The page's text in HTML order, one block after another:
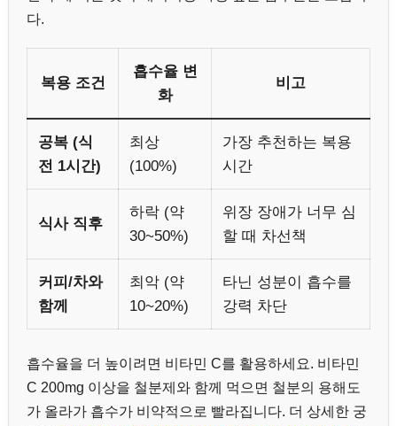
다.
복용 조건
흡수율 변
화
비고
공복 (식
전 1시간)
최상
(100%)
가장 추천하는 복용
시간
식사 직후
하락 (약
30~50%)
위장 장애가 너무 심
할 때 차선책
커피/차와
함께
최악 (약
10~20%)
타닌 성분이 흡수를
강력 차단
흡수율을 더 높이려면 비타민 C를 활용하세요. 비타민
C 200mg 이상을 철분제와 함께 먹으면 철분의 용해도
가 올라가 흡수가 비약적으로 빨라집니다. 더 상세한 궁